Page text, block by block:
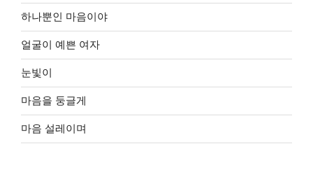
하나뿐인 마음이야
얼굴이 예쁜 여자
눈빛이
마음을 둥글게
마음 설레이며